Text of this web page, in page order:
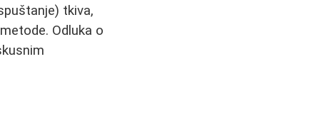
tkiva,
Odluka o